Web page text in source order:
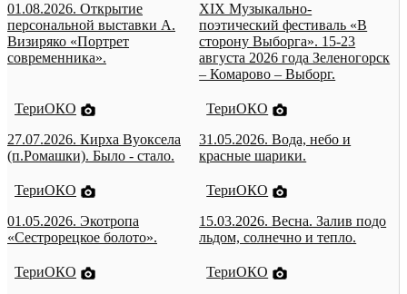
01.08.2026. Открытие
персональной выставки А.
Визиряко «Портрет
современника».
XIX Музыкально-
поэтический фестиваль «В
сторону Выборга». 15-23
августа 2026 года Зеленогорск
– Комарово – Выборг.
ТериОКО
27.07.2026. Кирха Вуоксела
(п.Ромашки). Было - стало.
ТериОКО
31.05.2026. Вода, небо и
красные шарики.
ТериОКО
01.05.2026. Экотропа
«Сестрорецкое болото».
ТериОКО
15.03.2026. Весна. Залив подо
льдом, солнечно и тепло.
ТериОКО
ТериОКО